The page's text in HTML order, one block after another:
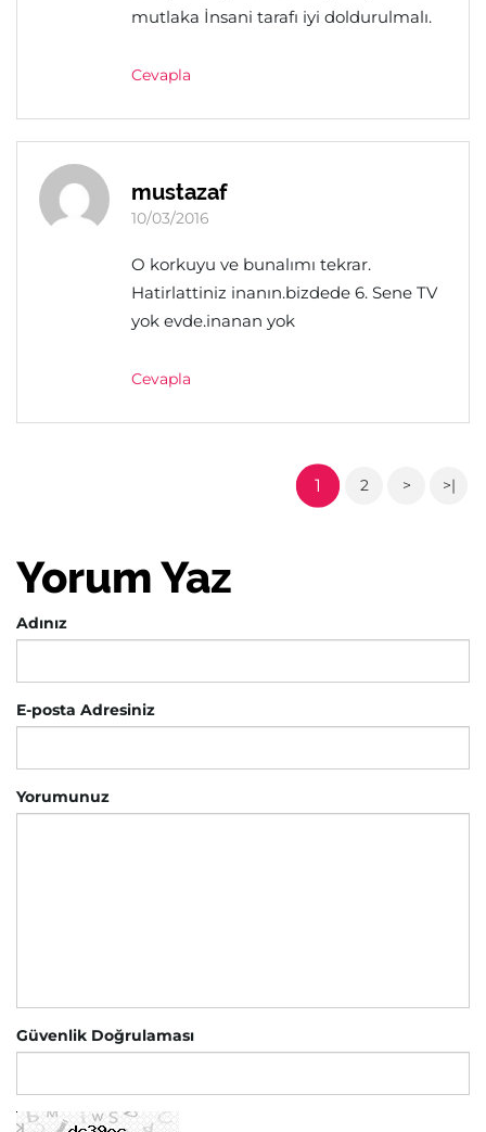
mutlaka İnsani tarafı iyi doldurulmalı.
Cevapla
mustazaf
10/03/2016
O korkuyu ve bunalımı tekrar.
Hatirlattiniz inanın.bizdede 6. Sene TV
yok evde.inanan yok
Cevapla
1 2 > >|
Yorum Yaz
Adınız
E-posta Adresiniz
Yorumunuz
Güvenlik Doğrulaması